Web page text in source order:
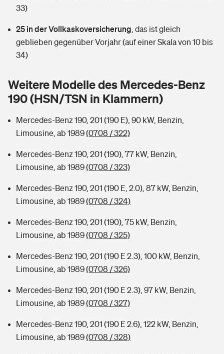
Hochwasser-Check: Wie gefährdet ist Ihr Haus?
Wer versichert was: Jetzt Versicherer finden
Sie haben Fragen?
Handyversicherung
Private Cyberversicherung
Musikinstrumentenversicherung
Zur Übersicht
Typklassen: So ist Ihr Auto eingestuft
Sie haben Fragen?
Wer versichert was: Jetzt Versicherer finden
Sie haben Fragen?
Rentenrechner: Wie viel Geld bekomme ich im Alter?
33)
25 in der Vollkaskoversicherung das ist gleich
geblieben gegenüber Vorjahr (auf einer Skala von 10 bis
34)
Weitere Modelle des Mercedes-Benz
190 (HSN/TSN in Klammern)
Mercedes-Benz 190, 201 (190 E), 90 kW, Benzin,
Limousine, ab 1989(0708 / 322)
Mercedes-Benz 190, 201 (190), 77 kW, Benzin,
Limousine, ab 1989(0708 / 323)
Mercedes-Benz 190, 201 (190 E, 2.0), 87 kW, Benzin,
Limousine, ab 1989(0708 / 324)
Mercedes-Benz 190, 201 (190), 75 kW, Benzin,
Limousine, ab 1989(0708 / 325)
Mercedes-Benz 190, 201 (190 E 2.3), 100 kW, Benzin,
Limousine, ab 1989(0708 / 326)
Mercedes-Benz 190, 201 (190 E 2.3), 97 kW, Benzin,
Limousine, ab 1989(0708 / 327)
Mercedes-Benz 190, 201 (190 E 2.6), 122 kW, Benzin,
Limousine, ab 1989(0708 / 328)